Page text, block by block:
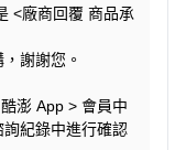
<廠商回覆 商品承
謝謝您。
澎 App > 會員中
紀錄中進行確認